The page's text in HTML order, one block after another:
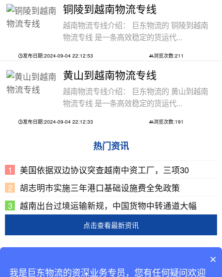
铜陵到越南物流专线
越南物流专线介绍： 巨东物流的 铜陵到越南
物流专线 是一条高效稳定的货运代...
发布日期:2024-09-04 22:12:53 浏览次数:211
黄山到越南物流专线
越南物流专线介绍： 巨东物流的 黄山到越南
物流专线 是一条高效稳定的货运代...
发布日期:2024-09-04 22:12:33 浏览次数:191
热门资讯
美国依据双边协议突查越南中资工厂，三项30
胡志明市实施三年港口基础设施费全免政策
越南出台过境运输新规，中国货物中转通道大幅
点击查看最新资讯
版权所有
×
我是巨东物流的资深业务专员，您有任何疑问欢迎